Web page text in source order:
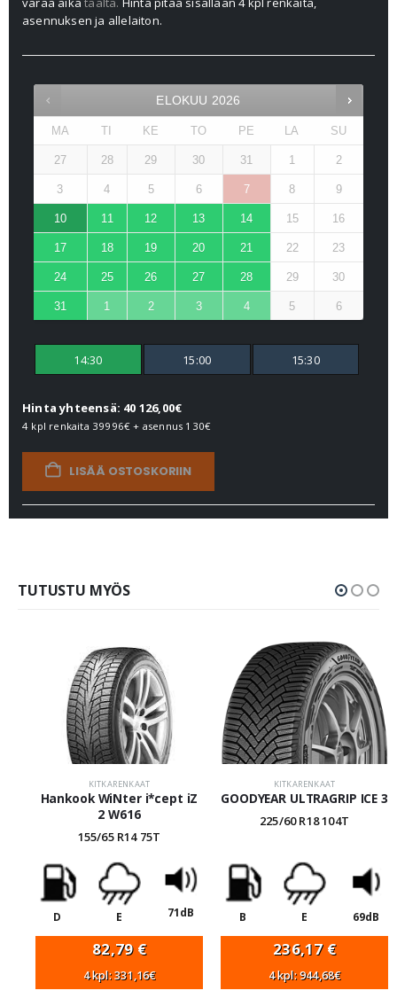
asennuksen ja allelaiton.
ELOKUU 2026
MA TI KE TO PE LA SU
27 28 29 30 31 1 2
3 4 5 6 7 8 9
10 11 12 13 14 15 16
17 18 19 20 21 22 23
24 25 26 27 28 29 30
31 1 2 3 4 5 6
14:30 15:00 15:30
Hinta yhteensä: 40 126,00€
4 kpl renkaita 39996€ + asennus 130€
LISÄÄ OSTOSKORIIN
TUTUSTU MYÖS
KITKARENKAAT
Hankook WiNter i*cept iZ
2 W616
155/65 R14 75T
D E 71dB
82,79 €
4 kpl: 331,16€
KITKARENKAAT
GOODYEAR ULTRAGRIP ICE 3
225/60 R18 104T
B E 69dB
236,17 €
4 kpl: 944,68€